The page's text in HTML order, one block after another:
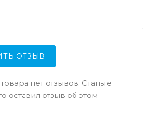
ОТЗЫВ
нет отзывов. Станьте
оставил отзыв об этом